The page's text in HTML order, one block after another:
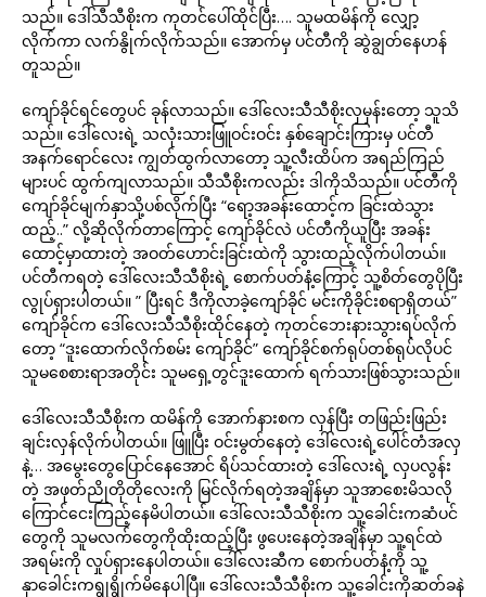
သည်။ ဒေါ်သီသီစိုးက ကုတင်ပေါ်ထိုင်ပြီး…. သူမထမိန်ကို လျှော့
လိုက်ကာ လက်နွိုက်လိုက်သည်။ အောက်မှ ပင်တီကို ဆွဲချွတ်နေဟန်
တူသည်။
ကျော်ခိုင်ရင်တွေပင် ခုန်လာသည်။ ဒေါ်လေးသီသီစိုးလှမှန်းတော့ သူသိ
သည်။ ဒေါ်လေးရဲ့ သလုံးသားဖြူဝင်းဝင်း နှစ်ချောင်းကြားမှ ပင်တီ
အနက်ရောင်လေး ကျွတ်ထွက်လာတော့ သူ့လီးထိပ်က အရည်ကြည်
များပင် ထွက်ကျလာသည်။ သီသီစိုးကလည်း ဒါကိုသိသည်။ ပင်တီကို
ကျော်ခိုင်မျက်နှာသို့ပစ်လိုက်ပြီး “ရော့အခန်းထောင့်က ခြင်းထဲသွား
ထည့်..” လို့ဆိုလိုက်တာကြောင့် ကျော်ခိုင်လဲ ပင်တီကိုယူပြီး အခန်း
ထောင့်မှာထားတဲ့ အဝတ်ဟောင်းခြင်းထဲကို သွားထည့်လိုက်ပါတယ်။
ပင်တီကရတဲ့ ဒေါ်လေးသီသီစိုးရဲ့ စောက်ပတ်နံ့ကြောင့် သူ့စိတ်တွေပိုပြီး
လွုပ်ရှားပါတယ်။ ” ပြီးရင် ဒီကိုလာခဲ့ကျော်ခိုင် မင်းကိုခိုင်းစရာရှိတယ်”
ကျော်ခိုင်က ဒေါ်လေးသီသီစိုးထိုင်နေတဲ့ ကုတင်ဘေးနားသွားရပ်လိုက်
တော့ “ဒူးထောက်လိုက်စမ်း ကျော်ခိုင်” ကျော်ခိုင်စက်ရုပ်တစ်ရုပ်လိုပင်
သူမစေစားရာအတိုင်း သူမရှေ့တွင်ဒူးထောက် ရက်သားဖြစ်သွားသည်။
ဒေါ်လေးသီသီစိုးက ထမိန်ကို အောက်နားစက လှန်ပြီး တဖြည်းဖြည်း
ချင်းလှန်လိုက်ပါတယ်။ ဖြူပြီး ဝင်းမွတ်နေတဲ့ ဒေါ်လေးရဲ့ပေါင်တံအလှ
နဲ့… အမွေးတွေပြောင်နေအောင် ရိပ်သင်ထားတဲ့ ဒေါ်လေးရဲ့ လှပလွန်း
တဲ့ အဖုတ်ညိုတိုတိုလေးကို မြင်လိုက်ရတဲ့အချိန်မှာ သူအာစေးမိသလို
ကြောင်ငေးကြည့်နေမိပါတယ်။ ဒေါ်လေးသီသီစိုးက သူ့ခေါင်းကဆံပင်
တွေကို သူမလက်တွေကိုထိုးထည့်ပြီး ဖွပေးနေတဲ့အချိန်မှာ သူ့ရင်ထဲ
အရမ်းကို လှုပ်ရှားနေပါတယ်။ ဒေါ်လေးဆီက စောက်ပတ်နံ့ကို သူ့
နှာခေါင်းကရွုရွိုက်မိနေပါပြီ။ ဒေါ်လေးသီသီစိုးက သူ့ခေါင်းကိုဆတ်ခနဲ